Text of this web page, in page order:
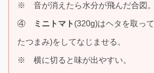
※ 音が消えたら水分が飛んだ合図。
④ ミニトマト (320g)はヘタを取って
たつまみ)をしてなじませる。
※ 横に切ると味が出やすい。